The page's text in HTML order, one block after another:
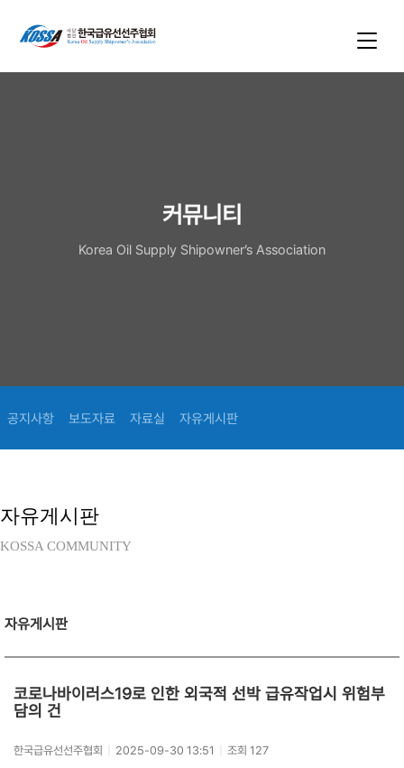
커뮤니티
Korea Oil Supply Shipowner’s Association
공지사항 보도자료 자료실 자유게시판
자유게시판
KOSSA COMMUNITY
자유게시판
코로나바이러스19로 인한 외국적 선박 급유작업시 위험부
담의 건
한국급유선선주협회 2025-09-30 13:51 조회 127